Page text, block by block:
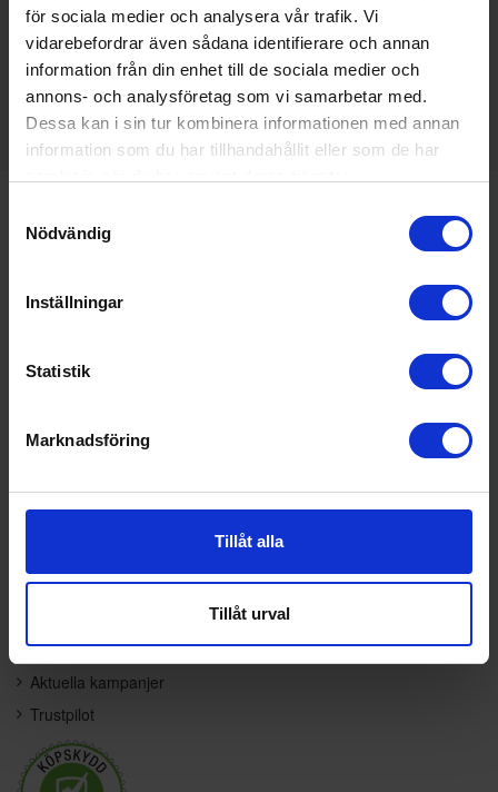
för sociala medier och analysera vår trafik. Vi
vidarebefordrar även sådana identifierare och annan
information från din enhet till de sociala medier och
annons- och analysföretag som vi samarbetar med.
Dessa kan i sin tur kombinera informationen med annan
information som du har tillhandahållit eller som de har
Nödvändig
Inställningar
Statistik
Marknadsföring
Tillåt alla
Tillåt urval
Varumärken du älskar
Snabb leverans från Stockholm
Information
Frågor & svar
Offert
Integritetspolicy
Tillgänglighetsredogörelse
Returinformation
Kampanjer och kundbetyg
Aktuella kampanjer
Trustpilot